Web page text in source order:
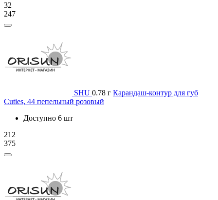
32
247
SHU 0.78 г Карандаш-контур для губ
Cuties, 44 пепельный розовый
Доступно 6 шт
212
375